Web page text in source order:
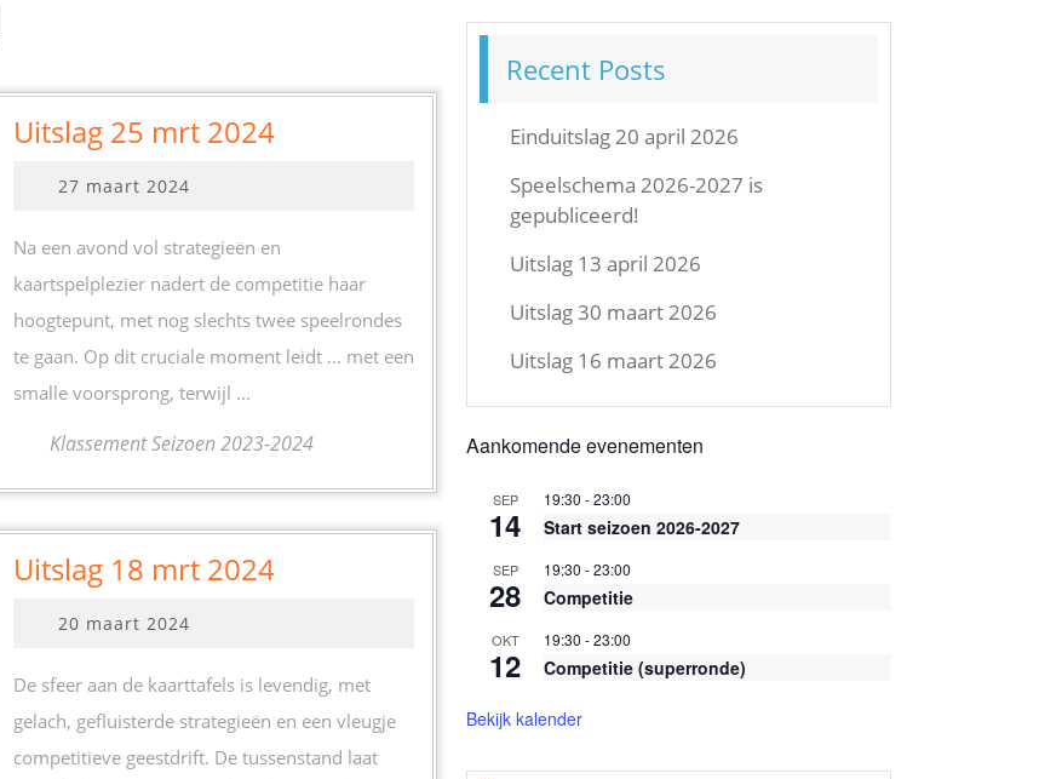
Uitslag 25 mrt 2024Uitslag
27 maart 2024
Na een avond vol strategieën en
kaartspelplezier nadert de competitie haar
hoogtepunt, met nog slechts twee speelrondes
te gaan. Op dit cruciale moment leidt … met een
smalle voorsprong, terwijl ...
Klassement Seizoen 2023-2024
Uitslag 18 mrt 2024Uitslag
2024
20 maart 2024
2024
De sfeer aan de kaarttafels is levendig, met
gelach, gefluisterde strategieën en een vleugje
competitieve geestdrift. De tussenstand laat
Recent Posts
Einduitslag 20 april 2026
Speelschema 2026-2027 is
gepubliceerd!
Uitslag 13 april 2026
Uitslag 30 maart 2026
Uitslag 16 maart 2026
Aankomende evenementen
SEP
14
19:30 -23:00
Start seizoen 2026-2027
SEP
28
19:30 -23:00
Competitie
OKT
12
19:30 -23:00
Competitie (superronde)
Bekijk kalender